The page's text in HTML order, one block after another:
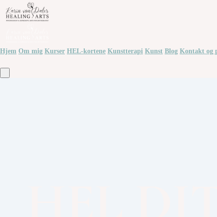
Hjem Om mig Kurser HEL-kortene Kunstterapi Kunst Blog Kontakt og